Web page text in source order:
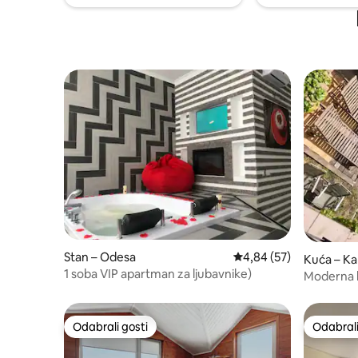
Stan – Odesa Prosječna ocjena:
4,84 (57)
1 soba VIP apartman za ljubavnike)
Kuća –
Odabrali gosti
Odabrali gosti